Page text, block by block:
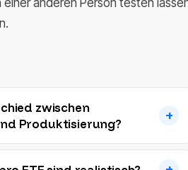
zwischen
Produktisierung?